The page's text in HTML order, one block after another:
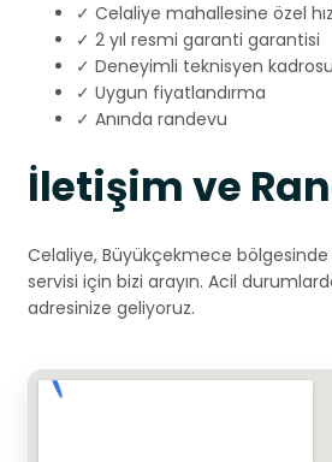
✓ Celaliye mahallesine özel
✓ 2 yıl resmi garanti garantisi
✓ Deneyimli teknisyen kadrosu
✓ Uygun fiyatlandırma
✓ Anında randevu
İletişim ve
Celaliye, Büyükçekmece
servisi için bizi arayın. Acil
adresinize geliyoruz.